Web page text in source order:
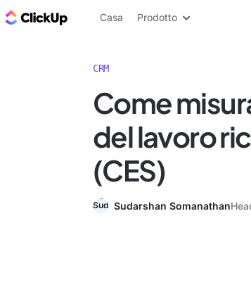
Blog di ClickUp
Casa Prodotto
CRM
Come
del lavoro
(CES)
Sudarshan Somanathan